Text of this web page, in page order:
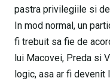
pastra privilegiile si
In mod normal, un
fi trebuit sa fie de
lui Macovei, Preda si
logic, asa ar fi